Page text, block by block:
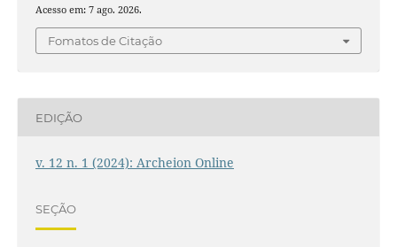
Acesso em: 7 ago. 2026.
Fomatos de Citação
EDIÇÃO
v. 12 n. 1 (2024): Archeion Online
SEÇÃO